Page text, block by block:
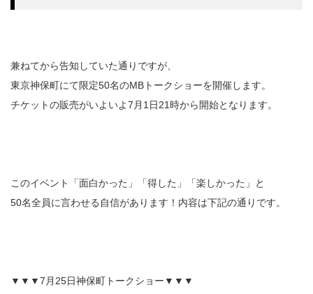
兼ねてから告知していた通りですが、
東京神保町にて限定50名のMBトークショーを開催します。
チケットの販売がいよいよ7月1日21時から開始となります。
このイベント「面白かった」「得した」「楽しかった」と
50名全員に言わせる自信があります！内容は下記の通りです。
▼▼▼7月25日神保町トークショー▼▼▼